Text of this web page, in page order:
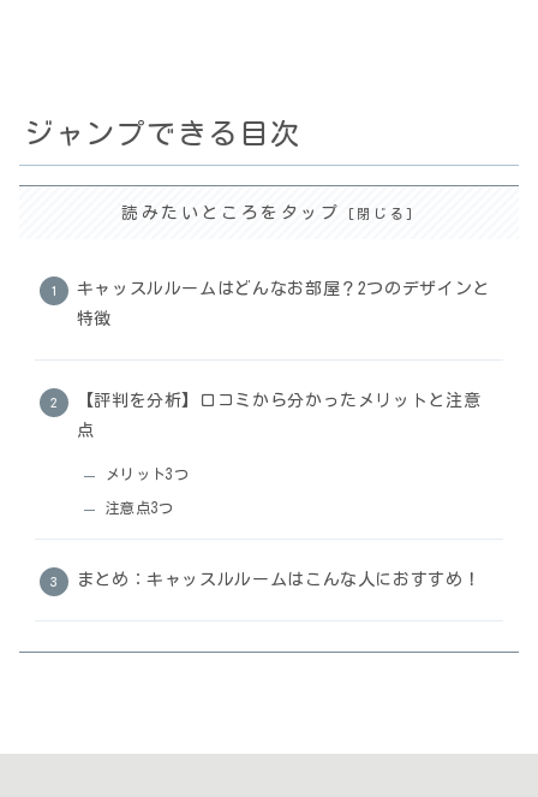
ジャンプできる目次
読みたいところをタップ
キャッスルルームはどんなお部屋？2つのデザインと
特徴
【評判を分析】口コミから分かったメリットと注意
点
メリット3つ
注意点3つ
まとめ：キャッスルルームはこんな人におすすめ！